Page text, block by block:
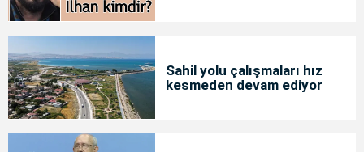
Sahil yolu çalışmaları hız
kesmeden devam ediyor